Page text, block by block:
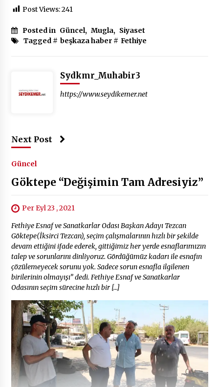
Post Views:241
Posted in Güncel, Mugla, Siyaset
Tagged # beşkaza haber# Fethiye
Sydkmr_Muhabir3
https://www.seydikemer.net
Next Post
Güncel
Göktepe “Değişimin Tam Adresiyiz”
Per Eyl 23 , 2021
Fethiye Esnaf ve Sanatkarlar Odası Başkan Adayı Tezcan
Göktepe(İksirci Tezcan), seçim çalışmalarının hızlı bir şekilde
devam ettiğini ifade ederek, gittiğimiz her yerde esnaflarımızın
talep ve sorunlarını dinliyoruz. Gördüğümüz kadarı ile esnafın
çözülemeyecek sorunu yok. Sadece sorun esnafla ilgilenen
birilerinin olmayışı” dedi. Fethiye Esnaf ve Sanatkarlar
Odasının seçim sürecine hızlı bir […]